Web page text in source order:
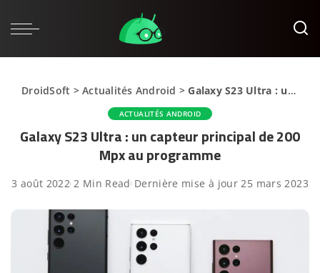
DroidSoft >Actualités Android >Galaxy S23 Ultra : un capteur principal de 200 Mpx au programme
ACTUALITÉS ANDROID
Galaxy S23 Ultra : un capteur principal de 200
Mpx au programme
3 août 2022 2 Min Read Dernière mise à jour 25 mars 2023